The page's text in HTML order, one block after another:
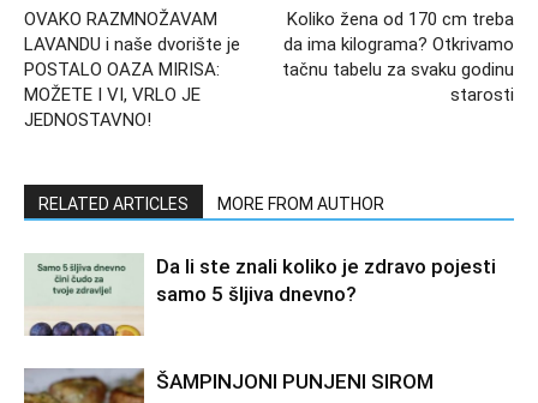
OVAKO RAZMNOŽAVAM
LAVANDU i naše dvorište je
POSTALO OAZA MIRISA:
MOŽETE I VI, VRLO JE
JEDNOSTAVNO!
Koliko žena od 170 cm treba
da ima kilograma? Otkrivamo
tačnu tabelu za svaku godinu
starosti
RELATED ARTICLES MORE FROM AUTHOR
Da li ste znali koliko je zdravo pojesti
samo 5 šljiva dnevno?
ŠAMPINJONI PUNJENI SIROM